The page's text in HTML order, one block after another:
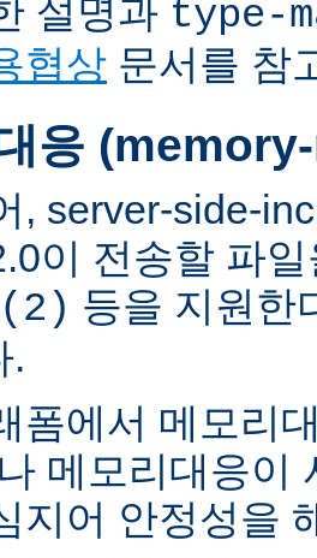
설명과 type-
협상 문서를 참
응
, server-side-
이 전송할 파
등을 지원한
.
폼에서 메모리
메모리대응이
지어 안정성을